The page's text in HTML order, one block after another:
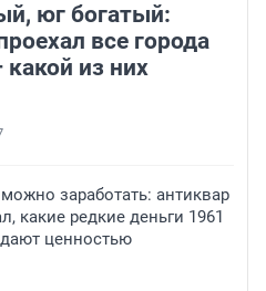
юг богатый:
все города
из них
заработать: антиквар
какие редкие деньги 1961
ценностью